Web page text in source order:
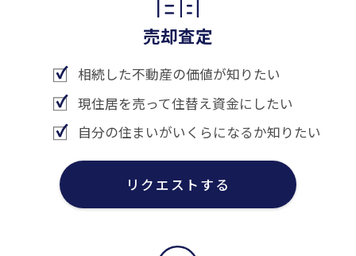
売却査定
相続した不動産の価値が知りたい
現住居を売って住替え資金にしたい
自分の住まいがいくらになるか知りたい
リクエストする